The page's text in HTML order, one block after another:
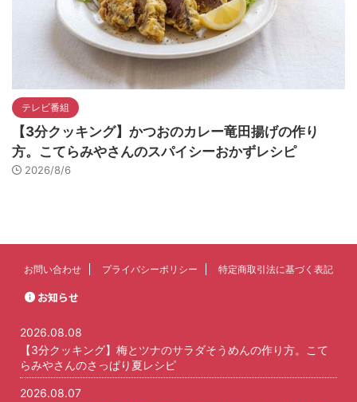
テレビ番組
【3分クッキング】かつおのカレー竜田揚げの作り
方。こてらみやさんのスパイシーおかずレシピ
2026/8/6
お問い合わせ プライバシーポリシー 特定商取引法に基づく表記
お知らせ
2026.08.08
【3分クッキング】梅とツナのサラダそうめんの作り方。こて
らみやさんのさっぱり夏レシピ
2026.08.07